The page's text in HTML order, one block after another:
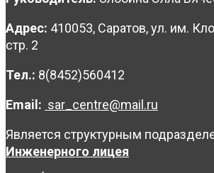
Адрес: 410053, Саратов, ул. им.
стр. 2
Тел.: 8(8452)560412
Email: sar_centre@mail.ru
Является структурным
Инженерного лицея